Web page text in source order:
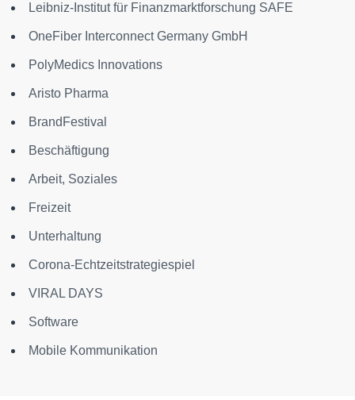
Leibniz-Institut für Finanzmarktforschung SAFE
OneFiber Interconnect Germany GmbH
PolyMedics Innovations
Aristo Pharma
BrandFestival
Beschäftigung
Arbeit, Soziales
Freizeit
Unterhaltung
Corona-Echtzeitstrategiespiel
VIRAL DAYS
Software
Mobile Kommunikation